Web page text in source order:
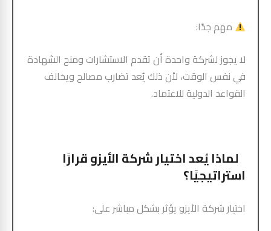
مهم جدًا:
لا يجوز لشركة واحدة أن تقدم الاستشارات ومنح الشهادة
في نفس الوقت، لأن ذلك يُعد تضارب مصالح ويخالف
القواعد الدولية للاعتماد.
لماذا يُعد اختيار شركة الأيزو قرارًا
استراتيجيًا؟
اختيار شركة الأيزو يؤثر بشكل مباشر على: